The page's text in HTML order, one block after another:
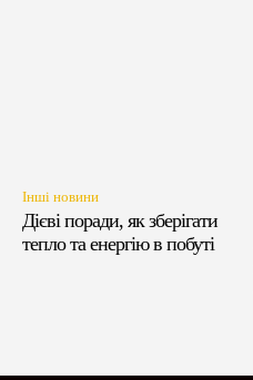
Інші новини
Дієві поради, як зберігати
тепло та енергію в побуті